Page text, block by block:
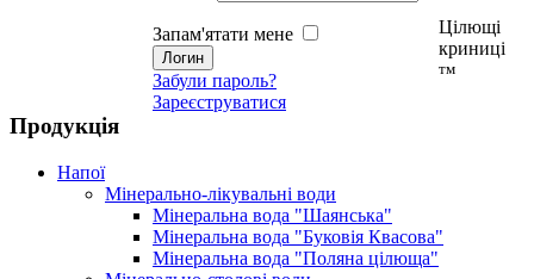
Запам'ятати мене
Забули пароль?
Зареєструватися
Цілющі
криниці
тм
Продукція
Напої
Мінерально-лікувальні води
Мінеральна вода "Шаянська"
Мінеральна вода "Буковія Квасова"
Мінеральна вода "Поляна цілюща"